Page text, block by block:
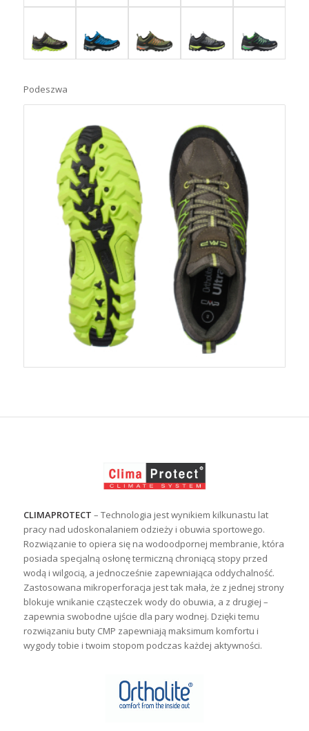
Podeszwa
CLIMAPROTECT – Technologia jest wynikiem kilkunastu lat
pracy nad udoskonalaniem odzieży i obuwia sportowego.
Rozwiązanie to opiera się na wodoodpornej membranie, która
posiada specjalną osłonę termiczną chroniącą stopy przed
wodą i wilgocią, a jednocześnie zapewniająca oddychalność.
Zastosowana mikroperforacja jest tak mała, że z jednej strony
blokuje wnikanie cząsteczek wody do obuwia, a z drugiej –
zapewnia swobodne ujście dla pary wodnej. Dzięki temu
rozwiązaniu buty CMP zapewniają maksimum komfortu i
wygody tobie i twoim stopom podczas każdej aktywności.